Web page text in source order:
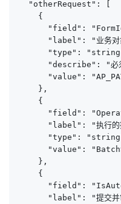
  "otherRequest": [
    {
"field":
"label": "业务对
"type":
"describe": "必
"value":
    },
    {
"field":
"label": "执行的
"type":
"value":
    },
    {
"field":
"label": "提交并